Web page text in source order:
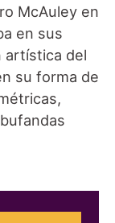
McAuley en
en sus
artística del
su forma de